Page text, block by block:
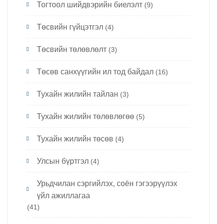
Тогтоол шийдвэрийн биелэлт (9)
Төсвийн гүйцэтгэл (4)
Төсвийн төлөвлөлт (3)
Төсөв санхүүгийн ил тод байдал (16)
Тухайн жилийн тайлан (3)
Тухайн жилийн төлөвлөгөө (5)
Тухайн жилийн төсөв (4)
Улсын бүртгэл (4)
Урьдчилан сэргийлэх, соён гэгээрүүлэх
үйл ажиллагаа
(41)